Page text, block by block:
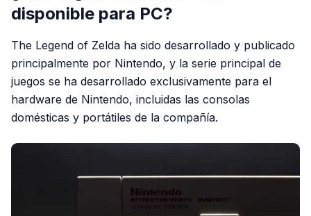
disponible para PC?
The Legend of Zelda ha sido desarrollado y publicado
principalmente por Nintendo, y la serie principal de
juegos se ha desarrollado exclusivamente para el
hardware de Nintendo, incluidas las consolas
domésticas y portátiles de la compañía.